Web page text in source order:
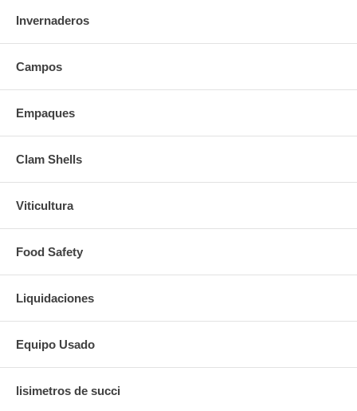
Invernaderos
Campos
Empaques
Clam Shells
Viticultura
Food Safety
Liquidaciones
Equipo Usado
lisimetros de succi